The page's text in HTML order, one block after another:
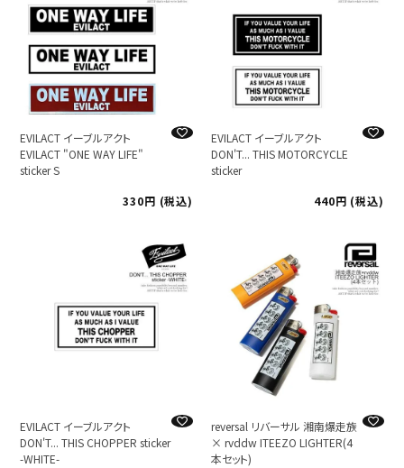
EVILACT イーブルアクト
EVILACT "ONE WAY LIFE"
sticker S
330
税込
EVILACT イーブルアクト
DON'T... THIS MOTORCYCLE
sticker
440
税込
EVILACT イーブルアクト
DON'T... THIS CHOPPER sticker
-WHITE-
reversal リバーサル 湘南爆走族
× rvddw ITEEZO LIGHTER(4
本セット)